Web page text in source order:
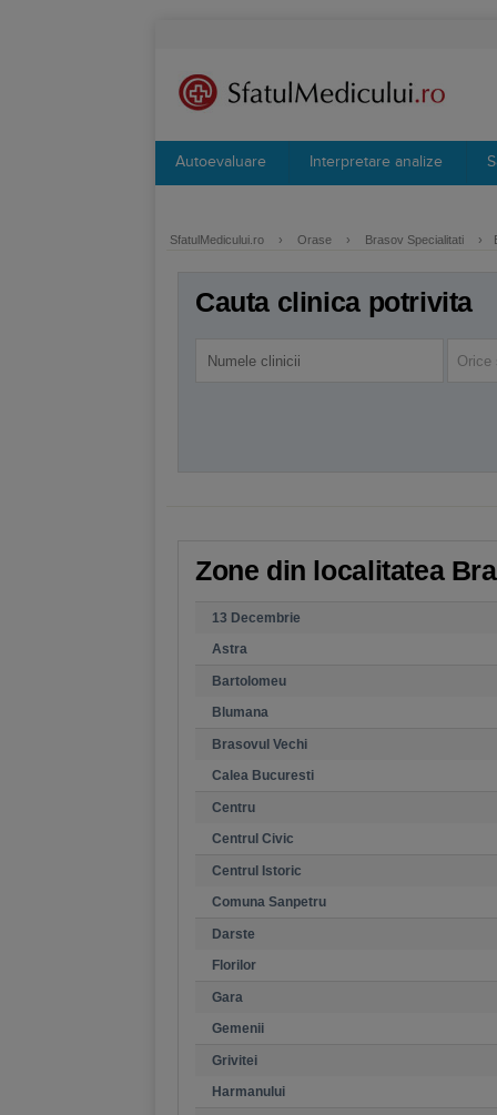
Autoevaluare Interpretare analize
SfatulMedicului.ro › Orase › Brasov Specialitati ›
Cauta clinica potrivita
Orice
Zone din localitatea
13 Decembrie
Astra
Bartolomeu
Blumana
Brasovul Vechi
Calea Bucuresti
Centru
Centrul Civic
Centrul Istoric
Comuna Sanpetru
Darste
Florilor
Gara
Gemenii
Grivitei
Harmanului